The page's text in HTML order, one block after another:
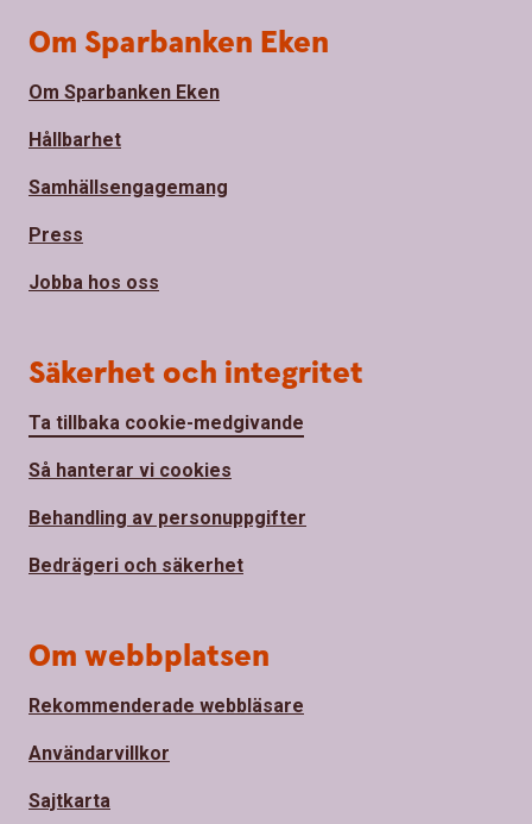
Om Sparbanken Eken
Om Sparbanken Eken
Hållbarhet
Samhällsengagemang
Press
Jobba hos oss
Säkerhet och integritet
Ta tillbaka cookie-medgivande
Så hanterar vi cookies
Behandling av personuppgifter
Bedrägeri och säkerhet
Om webbplatsen
Rekommenderade webbläsare
Användarvillkor
Sajtkarta